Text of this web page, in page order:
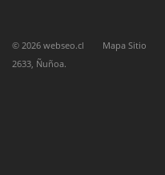
© 2026 webseo.cl Mapa Sitio
2633, Ñuñoa.